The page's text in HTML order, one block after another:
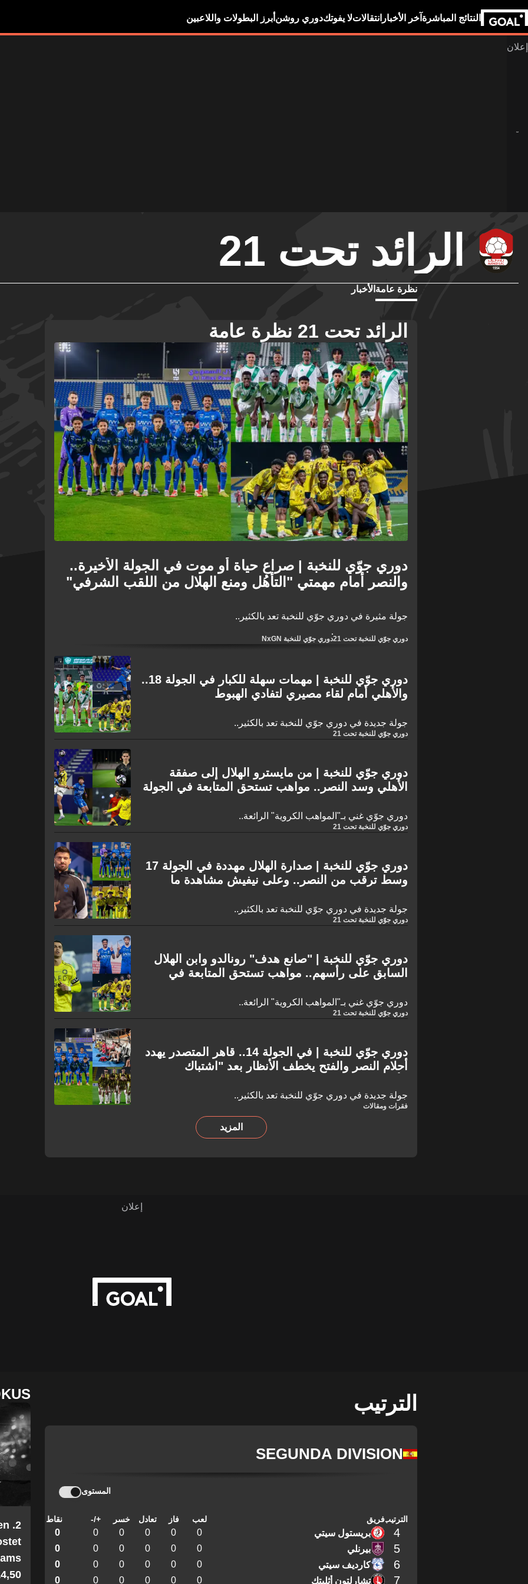
النتائج المباشرة آخر الأخبار انتقالاتلا يفوتكدوري روشن أبرز البطولات واللاعبين
الرائد تحت 21
نظرة عامة الأخبار
الرائد تحت 21 نظرة عامة
دوري جوّي للنخبة | صراع حياة أو موت في الجولة الأخيرة..
والنصر أمام مهمتي "التأهُل ومنع الهلال من اللقب الشرفي"
جولة مثيرة في دوري جوّي للنخبة تعد بالكثير..
دوري جوّي للنخبة تحت 21 NxGN دوري جوّي للنخبة
دوري جوّي للنخبة | مهمات سهلة للكبار في الجولة 18..
والأهلي أمام لقاء مصيري لتفادي الهبوط
جولة جديدة في دوري جوّي للنخبة تعد بالكثير..
دوري جوّي للنخبة تحت 21
دوري جوّي للنخبة | من مايسترو الهلال إلى صفقة
الأهلي وسد النصر.. مواهب تستحق المتابعة في الجولة
دوري جوّي غني بـ"المواهب الكروية" الرائعة..
دوري جوّي للنخبة تحت 21
دوري جوّي للنخبة | صدارة الهلال مهددة في الجولة 17
وسط ترقب من النصر.. وعلى نيفيش مشاهدة ما
جولة جديدة في دوري جوّي للنخبة تعد بالكثير..
دوري جوّي للنخبة تحت 21
دوري جوّي للنخبة | "صانع هدف" رونالدو وابن الهلال
السابق على رأسهم.. مواهب تستحق المتابعة في
دوري جوّي غني بـ"المواهب الكروية" الرائعة..
دوري جوّي للنخبة تحت 21
دوري جوّي للنخبة | في الجولة 14.. قاهر المتصدر يهدد
أحلام النصر والفتح يخطف الأنظار بعد "اشتباك
جولة جديدة في دوري جوّي للنخبة تعد بالكثير..
فقرات ومقالات
المزيد
الترتيب
SEGUNDA DIVISION
المستوى
الترتيبفريق لعب فاز تعادل خسر +/- نقاط
4 بريستول سيتي 0
0
0
0
0
0
5 بيرنلي 0
0
0
0
0
0
6 كارديف سيتي 0
0
0
0
0
0
7 تشارلتون أثليتك 0
0
0
0
0
0